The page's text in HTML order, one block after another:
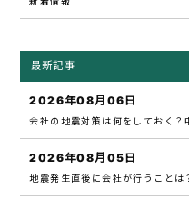
最新記事
2026年08月06日
会社の地震対策は何をしておく？
2026年08月05日
地震発生直後に会社が行うことは